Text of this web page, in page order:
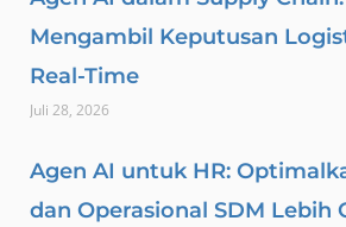
Mengambil Keputusan
Real-Time
Juli 28, 2026
Agen AI untuk HR:
dan Operasional SDM Lebih